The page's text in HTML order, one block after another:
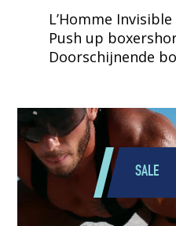
L’Homme
Push up
Doorschijnende
SALE